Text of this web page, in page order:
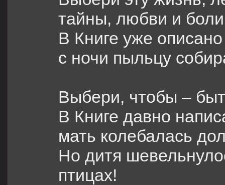
тайны, любви и
В Книге уже
с ночи пыльцу
Выбери, чтобы –
В Книге давно
мать колебалась
Но дитя
птицах!